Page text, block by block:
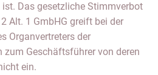
Das gesetzliche Stimmverbot
Alt. 1 GmbHG greift bei der
Organvertreters der
Geschäftsführer von deren
ein.